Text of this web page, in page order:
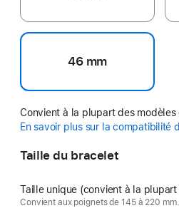
46 mm
Convient à la plupart des modèles
En savoir plus sur la compatibilité
Taille du bracelet
Taille unique (convient à la
Convient aux poignets de 145 à 220 mm.